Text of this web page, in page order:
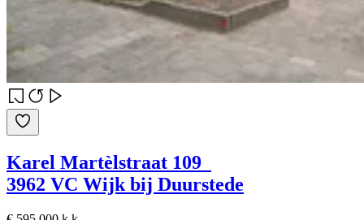
Karel Martèlstraat 109
3962 VC Wijk bij Duurstede